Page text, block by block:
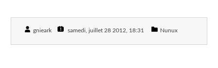
gnieark samedi, juillet 28 2012 , 18:31 Nunux